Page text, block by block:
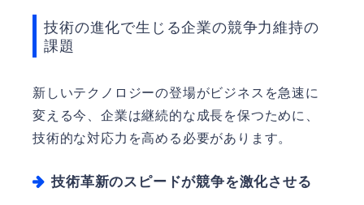
技術の進化で生じる企業の競争力維持の
課題
新しいテクノロジーの登場がビジネスを急速に
変える今、企業は継続的な成長を保つために、
技術的な対応力を高める必要があります。
技術革新のスピードが競争を激化させる